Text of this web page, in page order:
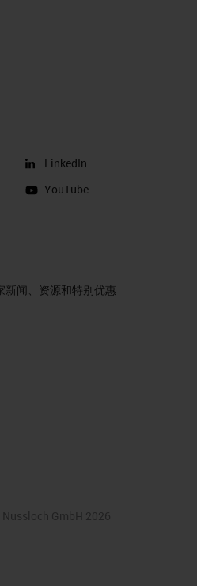
LinkedIn
YouTube
新闻、资源和特别优惠
GmbH 2026